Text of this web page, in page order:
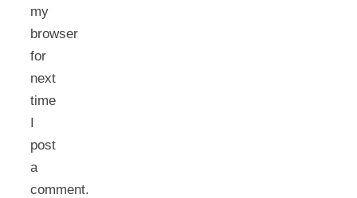
my
browser
for
next
time
I
post
a
comment.